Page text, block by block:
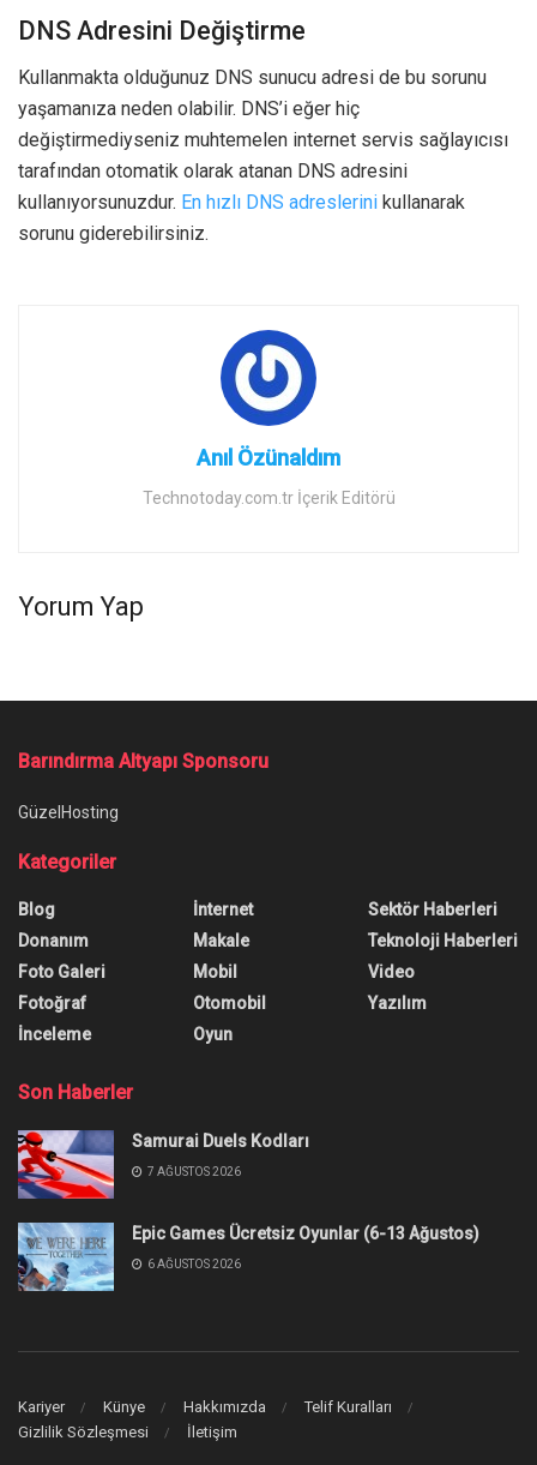
DNS Adresini Değiştirme
Kullanmakta olduğunuz DNS sunucu adresi de bu sorunu
yaşamanıza neden olabilir. DNS’i eğer hiç
değiştirmediyseniz muhtemelen internet servis sağlayıcısı
tarafından otomatik olarak atanan DNS adresini
kullanıyorsunuzdur. En hızlı DNS adreslerini kullanarak
sorunu giderebilirsiniz.
Anıl Özünaldım
Technotoday.com.tr İçerik Editörü
Yorum Yap
Barındırma Altyapı Sponsoru
GüzelHosting
Kategoriler
Blog
Donanım
Foto Galeri
Fotoğraf
İnceleme
İnternet
Makale
Mobil
Otomobil
Oyun
Sektör Haberleri
Teknoloji Haberleri
Video
Yazılım
Son Haberler
Samurai Duels Kodları
7 AĞUSTOS 2026
Epic Games Ücretsiz Oyunlar (6-13 Ağustos)
6 AĞUSTOS 2026
Kariyer Künye Hakkımızda
Telif Kuralları
Gizlilik Sözleşmesi
İletişim